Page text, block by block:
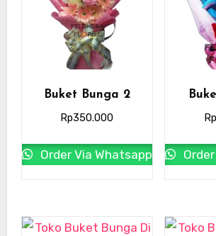
Buket Bunga 2
Rp350.000
Order Via Whatsapp
Rp